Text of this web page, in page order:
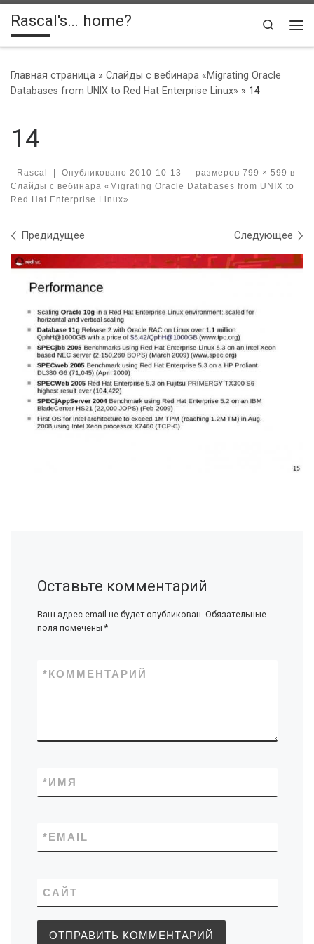
Skip to content
Rascal's… home?
Search
Главная страница » Слайды с вебинара «Migrating Oracle
Databases from UNIX to Red Hat Enterprise Linux» » 14
14
- Rascal | Опубликовано 2010-10-13 - размеров 799 × 599 в
Слайды с вебинара «Migrating Oracle Databases from UNIX to
Red Hat Enterprise Linux»
Навигация по изображениям
Предидущее Следующее
Оставьте комментарий
Ваш адрес email не будет опубликован. Обязательные
поля помечены *
КОММЕНТАРИЙ
*
ИМЯ
*
EMAIL
*
САЙТ